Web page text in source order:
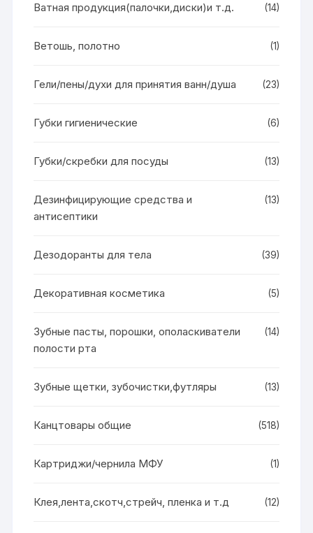
Ватная продукция(палочки,диски)и т.д. (14)
Ветошь, полотно (1)
Гели/пены/духи для принятия ванн/душа (23)
Губки гигиенические (6)
Губки/скребки для посуды (13)
Дезинфицирующие средства и
антисептики
(13)
Дезодоранты для тела (39)
Декоративная косметика (5)
Зубные пасты, порошки, ополаскиватели
полости рта
(14)
Зубные щетки, зубочистки,футляры (13)
Канцтовары общие (518)
Картриджи/чернила МФУ (1)
Клея,лента,скотч,стрейч, пленка и т.д (12)